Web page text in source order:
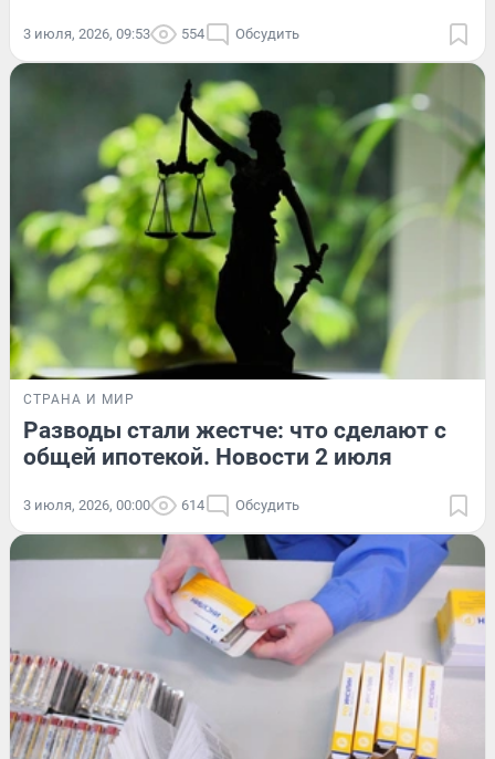
3 июля, 2026, 09:53 554 Обсудить
СТРАНА И МИР
Разводы стали жестче: что сделают с
общей ипотекой. Новости 2 июля
3 июля, 2026, 00:00 614 Обсудить